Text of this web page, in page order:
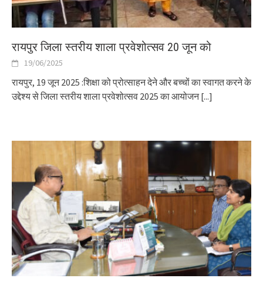
रायपुर जिला स्तरीय शाला प्रवेशोत्सव 20 जून को
19/06/2025
रायपुर, 19 जून 2025 :शिक्षा को प्रोत्साहन देने और बच्चों का स्वागत करने के
उद्देश्य से जिला स्तरीय शाला प्रवेशोत्सव 2025 का आयोजन[...]